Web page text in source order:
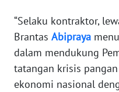
“Selaku kontraktor,
Brantas Abipraya
dalam mendukung
tatangan krisis
ekonomi nasional
MAWAKA
MARTABAT
NET